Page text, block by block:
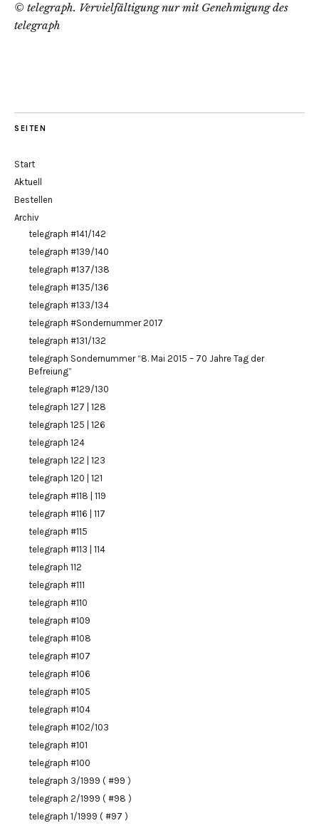
© telegraph. Vervielfältigung nur mit Genehmigung des
telegraph
SEITEN
Start
Aktuell
Bestellen
Archiv
telegraph #141/142
telegraph #139/140
telegraph #137/138
telegraph #135/136
telegraph #133/134
telegraph #Sondernummer 2017
telegraph #131/132
telegraph Sondernummer “8. Mai 2015 – 70 Jahre Tag der
Befreiung”
telegraph #129/130
telegraph 127 | 128
telegraph 125 | 126
telegraph 124
telegraph 122 | 123
telegraph 120 | 121
telegraph #118 | 119
telegraph #116 | 117
telegraph #115
telegraph #113 | 114
telegraph 112
telegraph #111
telegraph #110
telegraph #109
telegraph #108
telegraph #107
telegraph #106
telegraph #105
telegraph #104
telegraph #102/103
telegraph #101
telegraph #100
telegraph 3/1999 ( #99 )
telegraph 2/1999 ( #98 )
telegraph 1/1999 ( #97 )